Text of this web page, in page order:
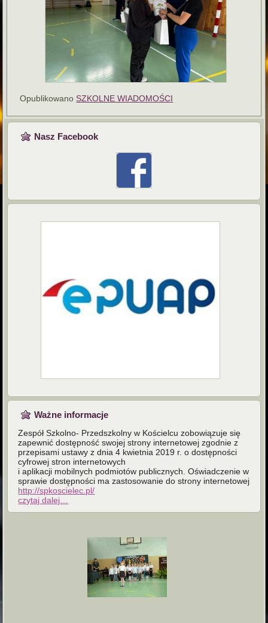
Opublikowano SZKOLNE WIADOMOŚCI
Nasz Facebook
Ważne informacje
Zespół Szkolno- Przedszkolny w Kościelcu zobowiązuje się
zapewnić dostępność swojej strony internetowej zgodnie z
przepisami ustawy z dnia 4 kwietnia 2019 r. o dostępności
cyfrowej stron internetowych
i aplikacji mobilnych podmiotów publicznych. Oświadczenie w
sprawie dostępności ma zastosowanie do strony internetowej
http://spkoscielec.pl/
czytaj dalej…